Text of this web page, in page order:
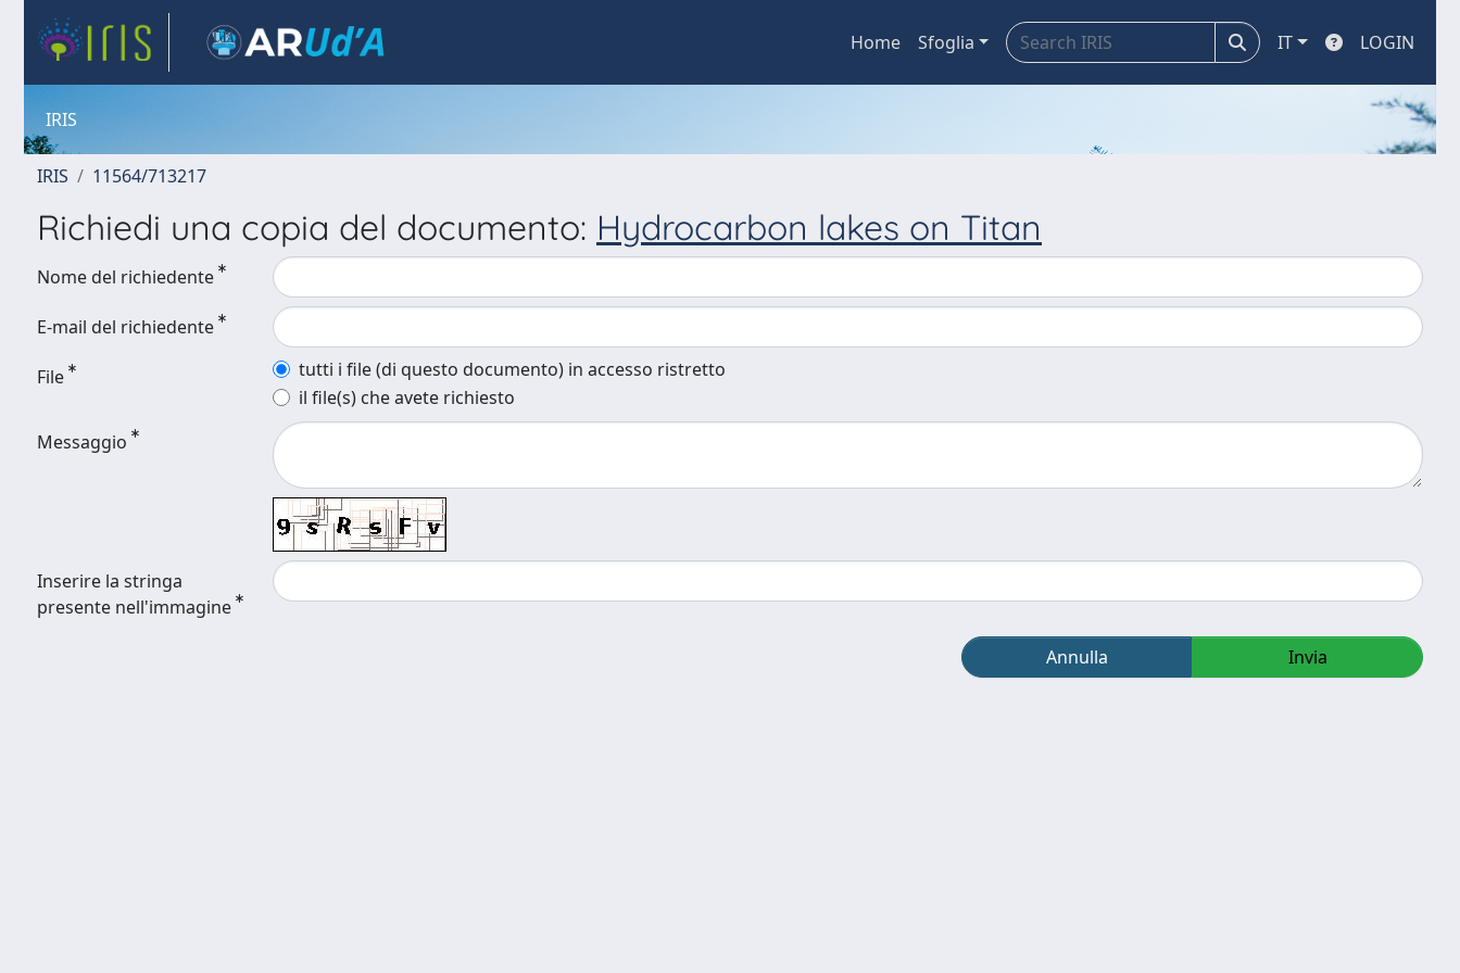
Home Sfoglia IT LOGIN
IRIS
IRIS 11564/713217
Richiedi una copia del documento: Hydrocarbon lakes on Titan
Nome del richiedente
E-mail del richiedente
File
tutti i file (di questo documento) in accesso ristretto
il file(s) che avete richiesto
Messaggio
Inserire la stringa
presente nell'immagine
Annulla Invia